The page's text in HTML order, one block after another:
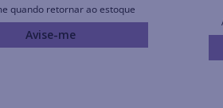
quando retornar ao estoque
Avise-me